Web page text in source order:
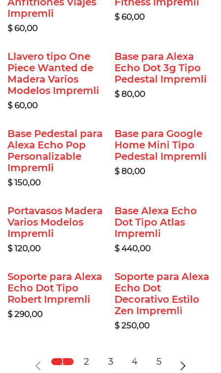
Impremli
$ 60,00
$ 60,00
Llavero tipo One
Piece Wanted de
Madera Varios
Modelos Impremli
$ 60,00
Base para Alexa
Echo Dot 3g Tipo
Pedestal Impremli
$80,00
Base Pedestal para
Alexa Echo Pop
Personalizable
Impremli
$150,00
Base para Google
Home Mini Tipo
Pedestal Impremli
$80,00
Portavasos Madera
Varios Modelos
Impremli
$120,00
Base Alexa Echo
Dot Tipo Atlas
Impremli
$440,00
Soporte para Alexa
Echo Dot Tipo
Robert Impremli
$290,00
Soporte para Alexa
Echo Dot
Decorativo Estilo
Zen Impremli
$250,00
1 2 3 4 5